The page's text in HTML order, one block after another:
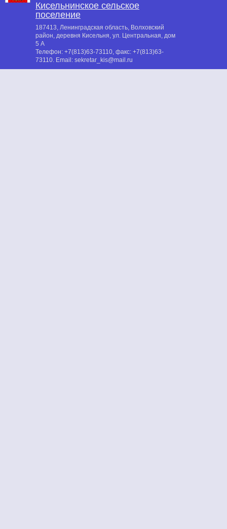
Кисельнинское сельское
поселение
187413, Ленинградская область, Волховский
район, деревня Кисельня, ул. Центральная, дом
5 А
Телефон: +7(813)63-73110, факс: +7(813)63-
73110. Email: sekretar_kis@mail.ru